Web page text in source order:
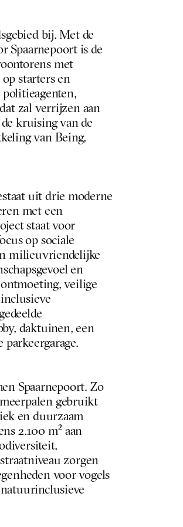
bij. Met de
Spaarnepoort is de
met
starters en
politieagenten,
zal verrijzen aan
kruising van de
van Being,
uit drie moderne
met een
staat voor
op sociale
milieuvriendelijke
en
veilige
daktuinen, een
parkeergarage.
Spaarnepoort. Zo
gebruikt
en duurzaam
2.100 m² aan
zorgen
voor vogels